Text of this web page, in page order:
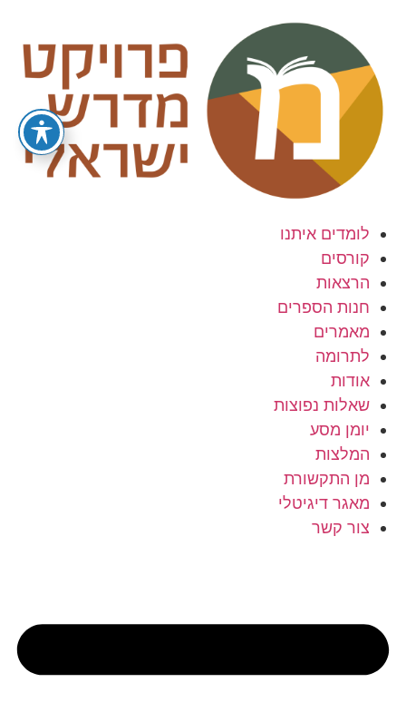
לומדים איתנו
קורסים
הרצאות
חנות הספרים
מאמרים
לתרומה
אודות
שאלות נפוצות
יומן מסע
המלצות
מן התקשורת
מאגר דיגיטלי
צור קשר